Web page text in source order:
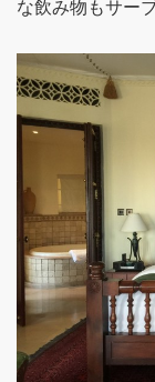
な飲み物もサー